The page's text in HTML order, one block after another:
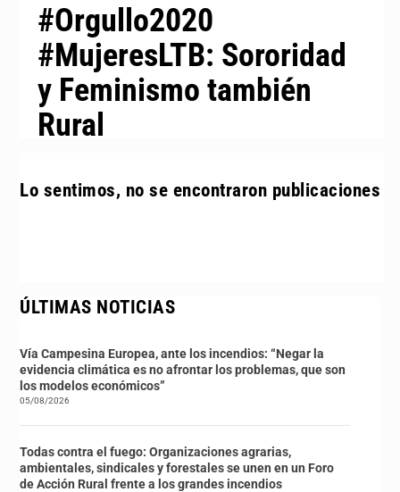
#Orgullo2020
#MujeresLTB: Sororidad
y Feminismo también
Rural
Lo sentimos, no se encontraron publicaciones
ÚLTIMAS NOTICIAS
Vía Campesina Europea, ante los incendios: “Negar la
evidencia climática es no afrontar los problemas, que son
los modelos económicos”
05/08/2026
Todas contra el fuego: Organizaciones agrarias,
ambientales, sindicales y forestales se unen en un Foro
de Acción Rural frente a los grandes incendios